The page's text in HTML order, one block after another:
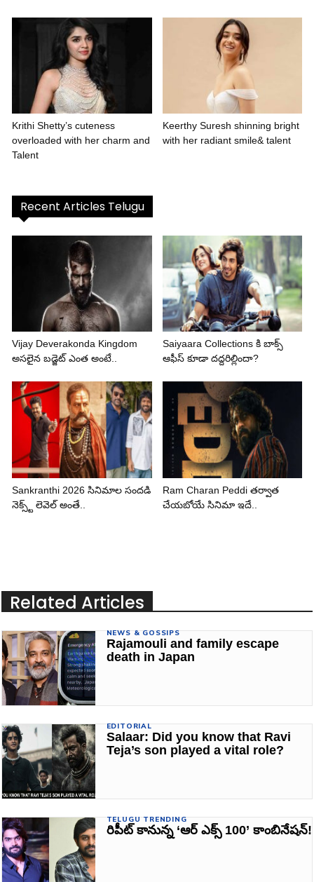
Krithi Shetty’s cuteness
overloaded with her charm and
Talent
Keerthy Suresh shinning bright
with her radiant smile& talent
Recent Articles Telugu
Vijay Deverakonda Kingdom
అసలైన బడ్జెట్ ఎంత అంటే..
Saiyaara Collections కి బాక్స్
ఆఫీస్ కూడా దద్దరిల్లిందా?
Sankranthi 2026 సినిమాల సందడి
నెక్స్ట్ లెవెల్ అంతే..
Ram Charan Peddi తర్వాత
చేయబోయే సినిమా ఇదే..
Related Articles
NEWS & GOSSIPS
Rajamouli and family escape
death in Japan
EDITORIAL
Salaar: Did you know that Ravi
Teja’s son played a vital role?
TELUGU TRENDING
రిపీట్‌ కానున్న ‘ఆర్ ఎక్స్ 100’ కాంబినేషన్‌!